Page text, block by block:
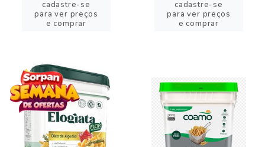
cadastre-se
para ver preços
e comprar
cadastre-se
para ver preços
e comprar